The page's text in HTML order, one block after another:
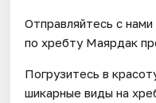
Отправляйтесь с
по хребту Маярдак
Погрузитесь в
шикарные виды на